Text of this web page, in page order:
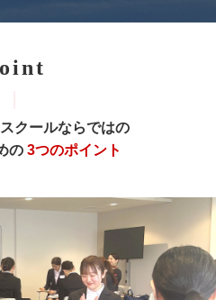
クールならではの
の 3つのポイント